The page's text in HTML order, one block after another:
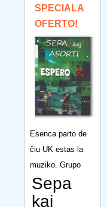
SPECIALA
OFERTO!
Esenca parto de
ĉiu UK estas la
muziko. Grupo
Sepa
kaj